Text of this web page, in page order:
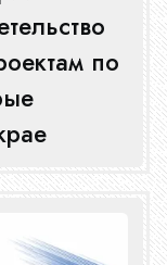
по